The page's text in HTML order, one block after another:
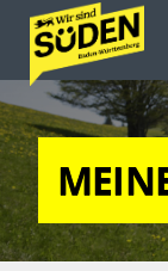
Suchen
nach:
Suchen
nach: